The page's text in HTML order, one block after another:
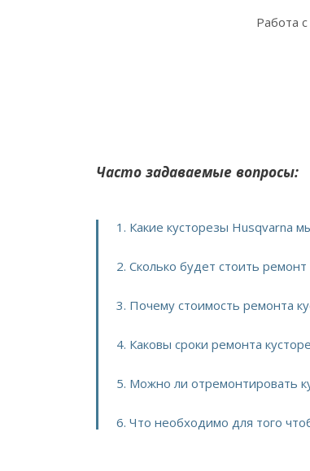
Работа
Часто задаваемые вопросы:
1. Какие кусторезы Husqvarna
2. Сколько будет стоить
3. Почему стоимость ремонта
4. Каковы сроки ремонта
5. Можно ли отремонтировать
6. Что необходимо для того